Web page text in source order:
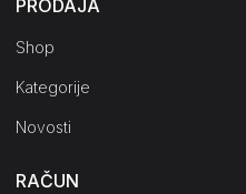
PRODAJA
Shop
Kategorije
Novosti
RAČUN